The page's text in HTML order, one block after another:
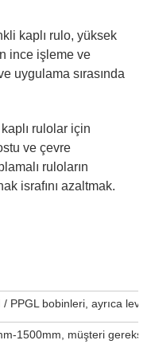
kaplı rulo, yüksek
ince işleme ve
uygulama sırasında
rulolar için
ve çevre
ruloların
israfını azaltmak.
/ PPGL bobinleri, ayrıca
1500mm, müşteri